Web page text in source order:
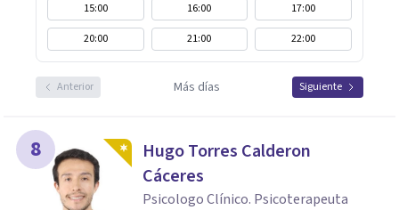
15:00 16:00
17:00
20:00
21:00 22:00
Anterior Más días Siguiente
8
Hugo Torres Calderon
Cáceres
Psicologo Clínico. Psicoterapeuta